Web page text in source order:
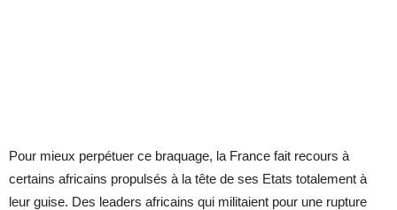
Pour mieux perpétuer ce braquage, la France fait recours à
certains africains propulsés à la tête de ses Etats totalement à
leur guise. Des leaders africains qui militaient pour une rupture